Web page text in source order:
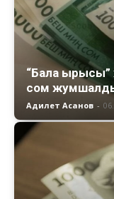
“Бала ырысы”
сом
Адилет Асанов -